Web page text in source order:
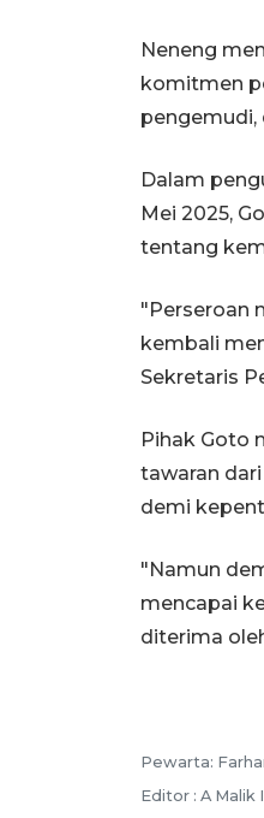
Neneng
komitmen
pengemudi,
Dalam
Mei 2025,
tentang
"Perseroan
kembali
Sekretaris
Pihak Goto
tawaran
demi
"Namun
mencapai
diterima
Pewarta:
Editor : A Malik